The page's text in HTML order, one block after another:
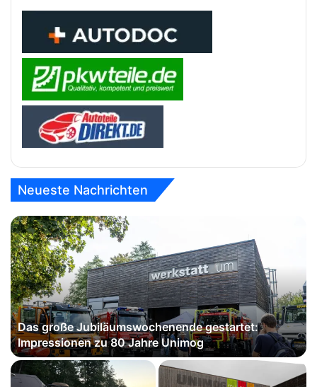
Neueste Nachrichten
Das große Jubiläumswochenende gestartet:
Impressionen zu 80 Jahre Unimog